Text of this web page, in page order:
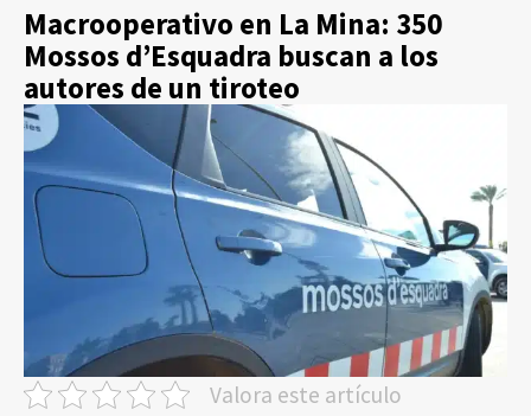
Macrooperativo en La Mina: 350
Mossos d’Esquadra buscan a los
autores de un tiroteo
Valora este artículo